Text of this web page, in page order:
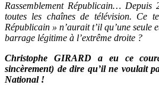
Rassemblement Républicain… Depuis
toutes les chaînes de télévision. Ce
Républicain » n’aurait t’il qu’une seule
barrage légitime à l’extrême droite ?
Christophe GIRARD a eu ce
sincèrement) de dire qu’il ne voulait
National !